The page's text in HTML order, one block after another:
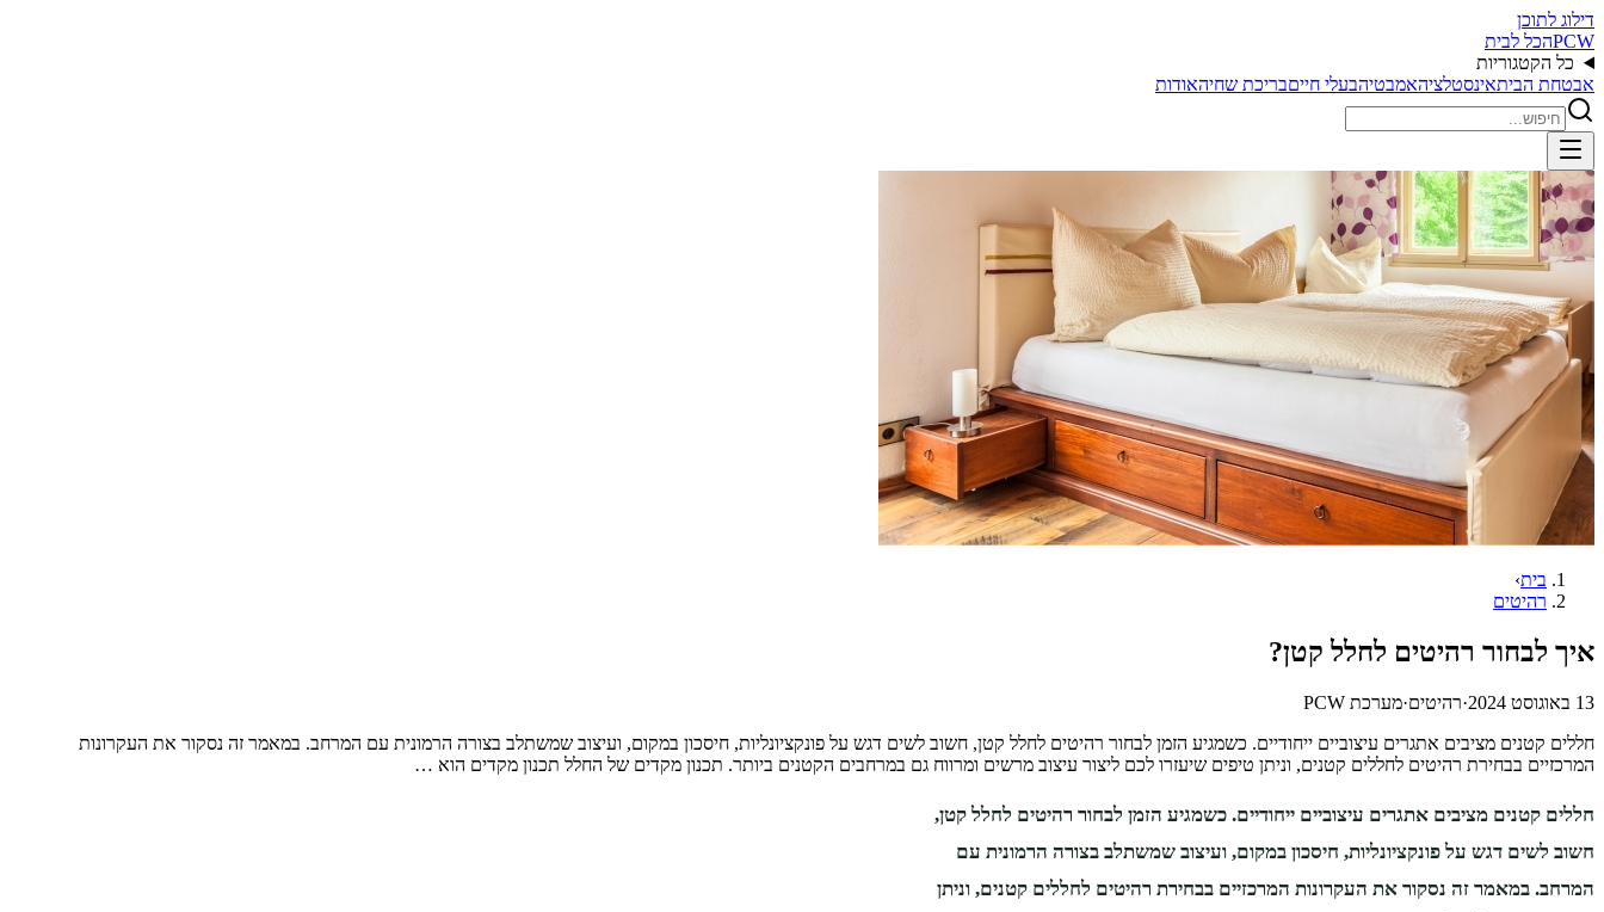
דילוג לתוכן
PCWהכל לבית
כל הקטגוריות
אבטחת הביתאינסטלציהאמבטיהבעלי חייםבריכת שחיהאודות
בית›
רהיטים
איך לבחור רהיטים לחלל קטן?
13 באוגוסט 2024 ·רהיטים·מערכת PCW
חללים קטנים מציבים אתגרים עיצוביים ייחודיים. כשמגיע הזמן לבחור רהיטים לחלל קטן, חשוב לשים דגש על פונקציונליות, חיסכון במקום, ועיצוב שמשתלב בצורה הרמונית עם המרחב. במאמר זה נסקור את העקרונות
המרכזיים בבחירת רהיטים לחללים קטנים, וניתן טיפים שיעזרו לכם ליצור עיצוב מרשים ומרווח גם במרחבים הקטנים ביותר. תכנון מקדים של החלל תכנון מקדים הוא …
חללים קטנים מציבים אתגרים עיצוביים ייחודיים. כשמגיע הזמן לבחור רהיטים לחלל קטן,
חשוב לשים דגש על פונקציונליות, חיסכון במקום, ועיצוב שמשתלב בצורה הרמונית עם
המרחב. במאמר זה נסקור את העקרונות המרכזיים בבחירת רהיטים לחללים קטנים, וניתן